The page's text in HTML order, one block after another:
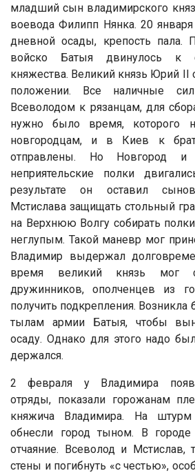
младший сын владимирского
воевода Филипп Нянка. 20
дневной осады, крепость пала.
войско Батыя двинулось к
княжества. Великий князь Юрий II
положении. Все наличные
Всеволодом к рязанцам, для
нужно было время, которого
новгородцам, и в Киев к
отправлены. Но Новгород
неприятельские полки
результате он оставил
Мстислава защищать стольный
на Верхнюю Волгу собирать
неглупым. Такой маневр мог
Владимир выдержал
время великий князь мог
дружинников, ополченцев из
получить подкрепления. Возникла
тылам армии Батыя, чтобы
осаду. Однако для этого надо
держался.
2 февраля у Владимира
отряды, показали горожанам
княжича Владимира. На
обнесли город тыном. В
отчаяние. Всеволод и Мстислав,
стены и погибнуть «с честью»,